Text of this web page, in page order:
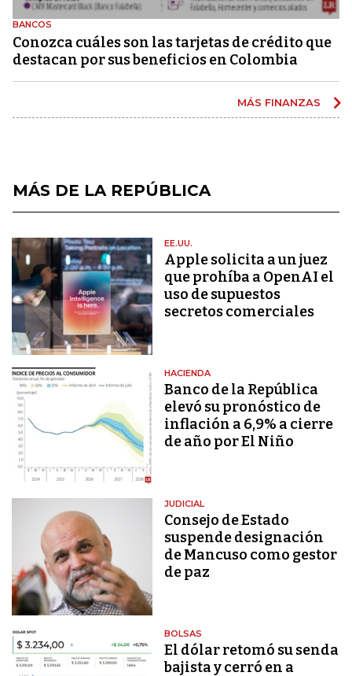
BANCOS
Conozca cuáles son las tarjetas de crédito que
destacan por sus beneficios en Colombia
MÁS FINANZAS
MÁS DE LA REPÚBLICA
EE.UU.
Apple solicita a un juez
que prohíba a OpenAI el
uso de supuestos
secretos comerciales
HACIENDA
Banco de la República
elevó su pronóstico de
inflación a 6,9% a cierre
de año por El Niño
JUDICIAL
Consejo de Estado
suspende designación
de Mancuso como gestor
de paz
BOLSAS
El dólar retomó su senda
bajista y cerró en a